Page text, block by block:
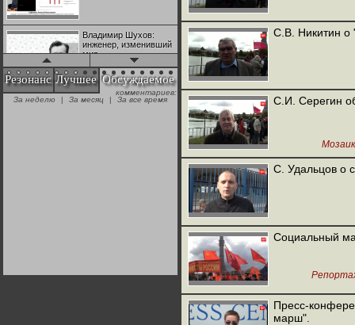
Владимир Шухов:
инженер, изменивший
мир
"Аркадий Коц" на
эгалите-фесте "Не
Резонанс Лучшее Обсуждаемое
комментариев:
За неделю
| За месяц | За все время
С.В. Никитин о
С.И. Серегин
С. Удальцов о
Социальный
Пресс-
марш".